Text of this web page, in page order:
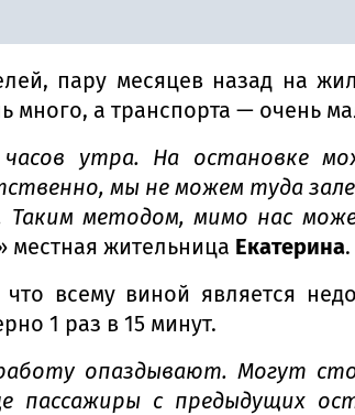
пару месяцев назад на
много, а транспорта — очень
утра. На остановке
мы не можем туда
Таким методом, мимо нас
местная жительница Екатерина.
всему виной является
1 раз в 15 минут.
опаздывают. Могут
пассажиры с предыдущих